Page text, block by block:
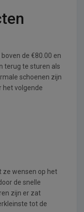
de €80.00 en
terug te sturen als
schoenen zijn
het volgende
ze wensen op het
de snelle
zijn er zat
tot de